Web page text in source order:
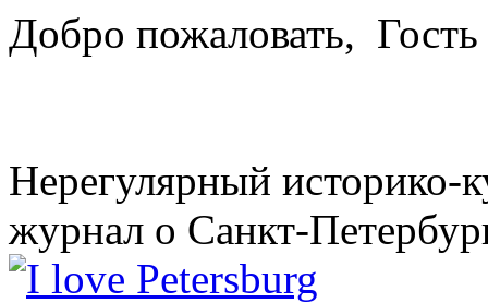
Добро пожаловать, Гость
Нерегулярный историко-
журнал о Санкт-